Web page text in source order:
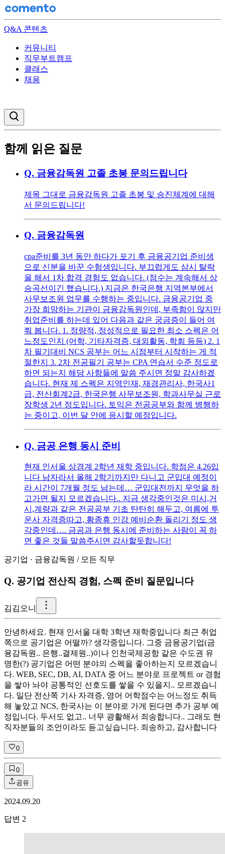
Q&A 콘텐츠
커뮤니티
직무부트캠프
클래스
채용
함께 읽은 질문
Q. 금융감독원 고졸 초봉 문의드립니다
제목 그대로 금융감독원 고졸 초봉 및 승진체계에 대해
서 문의드립니다!
Q. 금융감독원
cpa준비를 3년 동안 하다가 포기 후 금융공기업 준비생
으로 신분을 바꾼 수험생입니다. 부끄럽게도 삼시 탈락
을 해서 1차 합격 경험도 없습니다. (점수는 계속해서 상
승곡선이긴 했습니다.) 지금은 한국은행 지역본부에서
사무보조원 업무를 수행하는 중입니다. 금융공기업 중
가장 희망하는 기관이 금융감독원인데, 부족함이 많지만
취업준비를 하는데 있어 다음과 같은 궁금증이 들어 여
쭤 봅니다. 1. 정량적, 정성적으로 필요한 최소 스펙은 어
느정도인지 (어학, 기타자격증, 대외활동, 학회 등등) 2. 1
차 필기대비 NCS 공부는 어느 시점부터 시작하는 게 적
절한지 3. 2차 전공필기 공부는 CPA 연습서 수준 정도로
하면 되는지 해당 사항들에 말씀 주시면 정말 감사하겠
습니다. 현재 제 스펙은 지역인재, 재경관리사, 한국사1
급, 전산회계2급, 한국은행 사무보조원, 학과사무실 근로
장학생 2년 정도입니다. 토익은 전공공부와 함께 병행하
는 중이고, 이번 달 안에 응시할 예정입니다.
Q. 금공 은행 동시 준비
현재 인서울 상경계 2학년 재학 중입니다. 학점은 4.26입
니다 남자라서 올해 2학기까지만 다니고 군입대 예정이
라 시간이 7개월 정도 남는데… 군입대전까지 무엇을 하
고가면 될지 모르겠습니다.. 지금 생각중인것은 미시,거
시,계량과 같은 전공공부 기초 탄탄히 해두고, 여름에 투
운사 자격증따고, 황종휴 인강 예비순환 돌리기 정도 생
각중인데…. 금공과 은행 동시에 준비하는 사람이 꼭 하
면 좋은 것들 말씀주시면 감사할듯합니다!
공기업 · 금융감독원 / 모든 직무
Q. 공기업 전산직 경험, 스펙 준비 질문입니다
김김오니
안녕하세요. 현재 인서울 대학 3학년 재학중입니다 최근 취업
쪽으로 공기업은 어떨까? 생각중입니다. 그중 금융공기업(금
융감독원.. 은행..결제원..)이나 인천국제공항 같은 수도권 유
명한(?) 공기업은 어떤 분야의 스펙을 좋아하는지 모르겠습니
다. WEB, SEC, DB, AI, DATA 중 어느 분야로 프로젝트 or 경험
을 쌓아 놔야 공통적인 선호도를 쌓을 수 있을지.. 모르겠습니
다. 일단 전산쪽 기사 자격증, 영어 어학점수는 어느정도 취득
해 놓았고 NCS, 한국사는 이 분야로 가게 된다면 추가 공부 예
정입니다. 두서도 없고.. 너무 광활해서 죄송합니다.. 그래도 현
직자분들의 조언이라도 듣고싶습니다. 죄송하고, 감사합니다
0
0
공유
2024.09.20
답변 2